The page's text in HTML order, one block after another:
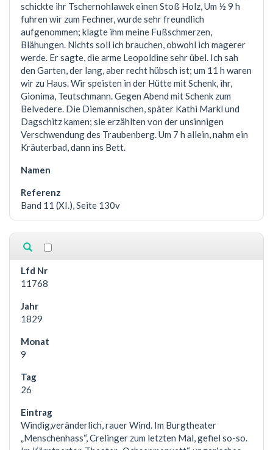
schickte ihr Tschernohlawek einen Stoß Holz, Um ½ 9 h
fuhren wir zum Fechner, wurde sehr freundlich
aufgenommen; klagte ihm meine Fußschmerzen,
Blähungen. Nichts soll ich brauchen, obwohl ich magerer
werde. Er sagte, die arme Leopoldine sehr übel. Ich sah
den Garten, der lang, aber recht hübsch ist; um 11 h waren
wir zu Haus. Wir speisten in der Hütte mit Schenk, ihr,
Gionima, Teutschmann. Gegen Abend mit Schenk zum
Belvedere. Die Diemannischen, später Kathi Markl und
Dagschitz kamen; sie erzählten von der unsinnigen
Verschwendung des Traubenberg. Um 7 h allein, nahm ein
Kräuterbad, dann ins Bett.
Band 11 (XI.), Seite 130v
11768
1829
9
26
Windig,veränderlich, rauer Wind. Im Burgtheater
„Menschenhass“, Crelinger zum letzten Mal, gefiel so-so.